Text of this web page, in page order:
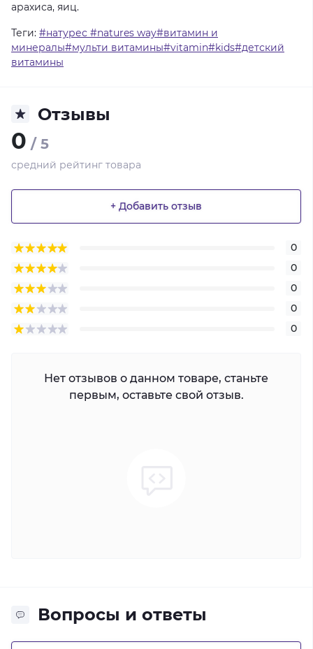
арахиса, яиц.
Теги: #натурес #natures way#витамин и
минералы#мульти витамины#vitamin#kids#детский
витамины
Отзывы
0 / 5
средний рейтинг товара
+ Добавить отзыв
0
0
0
0
0
Нет отзывов о данном товаре, станьте
первым, оставьте свой отзыв.
Вопросы и ответы